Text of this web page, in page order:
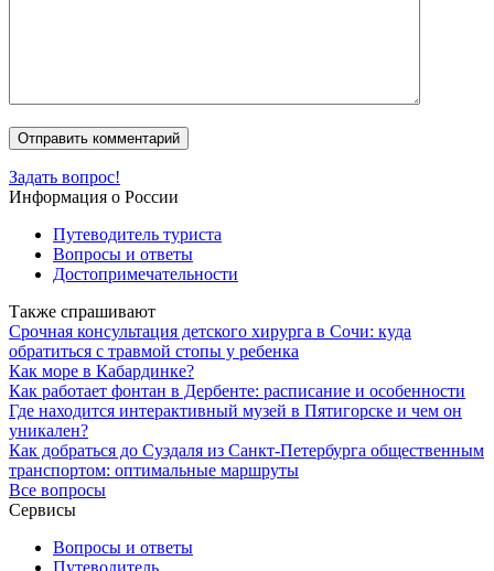
Задать вопрос!
Информация о России
Путеводитель туриста
Вопросы и ответы
Достопримечательности
Также спрашивают
Срочная консультация детского хирурга в Сочи: куда
обратиться с травмой стопы у ребенка
Как море в Кабардинке?
Как работает фонтан в Дербенте: расписание и особенности
Где находится интерактивный музей в Пятигорске и чем он
уникален?
Как добраться до Суздаля из Санкт-Петербурга общественным
транспортом: оптимальные маршруты
Все вопросы
Сервисы
Вопросы и ответы
Путеводитель